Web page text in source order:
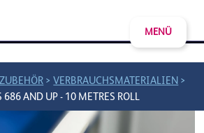
MENÜ
>VERBRAUCHSMATERIALIEN >
AND UP - 10 METRES ROLL